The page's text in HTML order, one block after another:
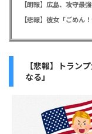
【朗報】広島、攻守最
【悲報】トラン
なる」